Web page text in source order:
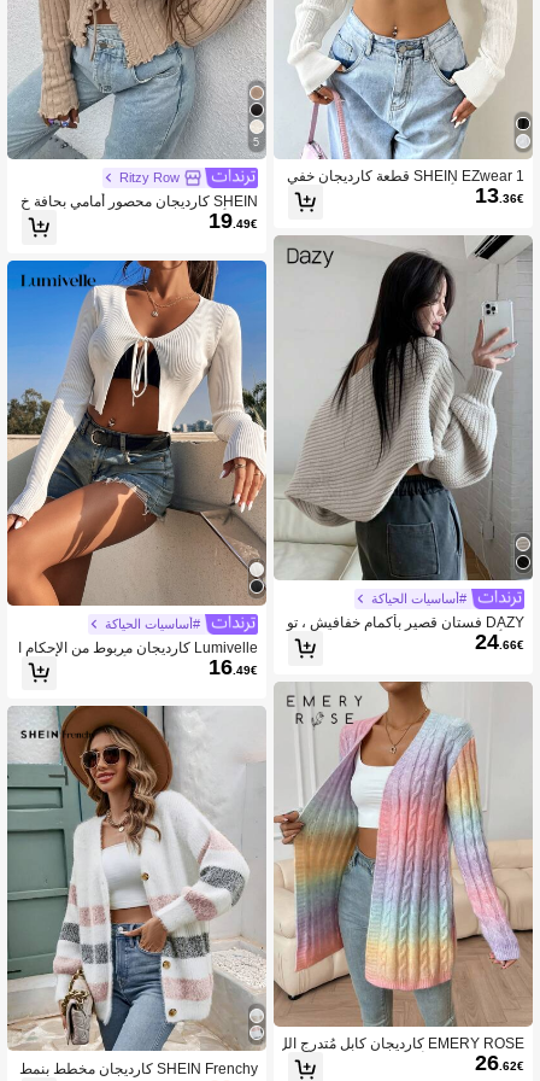
SHEIN EZwear 1 قطعة كارديجان خفي
ف شفاف، بأكمام طويلة، كنزة صوفية مح
13.36€
#أساسيات الحياكة
DAZY فستان قصير بأكمام خفافيش ، تو
ب بأكمام طويلة
24.66€
EMERY ROSE كارديجان كابل مُتدرج الل
ون، قمصان ذات أكمام طويلة
26.62€
5
Ritzy Row
SHEIN كارديجان محصور أمامي بحافة خ
س، بأكمام طويلة
19.49€
#أساسيات الحياكة
Lumivelle كارديجان مربوط من الإحكام ا
لمحاكة، ملابس علوية بأكمام طويلة
16.49€
SHEIN Frenchy كارديجان مخطط بنمط